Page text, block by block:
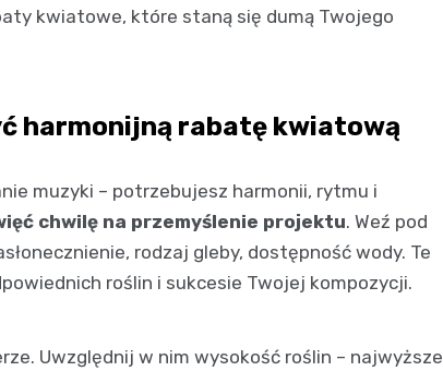
kwiatowe, które staną się dumą Twojego
harmonijną rabatę kwiatową
muzyki – potrzebujesz harmonii, rytmu i
chwilę na przemyślenie projektu. Weź pod
rodzaj gleby, dostępność wody. Te
roślin i sukcesie Twojej kompozycji.
Uwzględnij w nim wysokość roślin – najwyższe